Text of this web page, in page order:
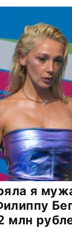
я
млн